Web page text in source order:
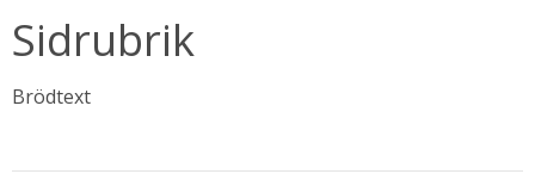
Sidrubrik
Brödtext